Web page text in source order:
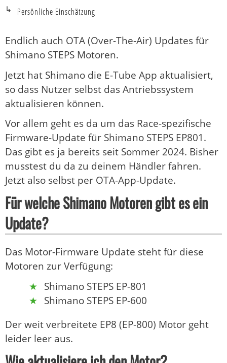
Endlich auch OTA (Over-The-Air) Updates für
Shimano STEPS Motoren.
Jetzt hat Shimano die E-Tube App aktualisiert,
so dass Nutzer selbst das Antriebssystem
aktualisieren können.
Vor allem geht es da um das Race-spezifische
Firmware-Update für Shimano STEPS EP801.
Das gibt es ja bereits seit Sommer 2024. Bisher
musstest du da zu deinem Händler fahren.
Jetzt also selbst per OTA-App-Update.
Für welche Shimano Motoren gibt es ein
Update?
Das Motor-Firmware Update steht für diese
Motoren zur Verfügung:
Shimano STEPS EP-801
Shimano STEPS EP-600
Der weit verbreitete EP8 (EP-800) Motor geht
leider leer aus.
Persönliche Einschätzung